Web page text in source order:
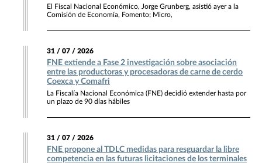
El Fiscal Nacional Económico, Jorge Grunberg, asistió ayer a la
Comisión de Economía, Fomento; Micro,
31 / 07 / 2026
FNE extiende a Fase 2 investigación sobre asociación
entre las productoras y procesadoras de carne de cerdo
Coexca y Comafri
La Fiscalía Nacional Económica (FNE) decidió extender hasta por
un plazo de 90 días hábiles
31 / 07 / 2026
FNE propone al TDLC medidas para resguardar la libre
competencia en las futuras licitaciones de los terminales